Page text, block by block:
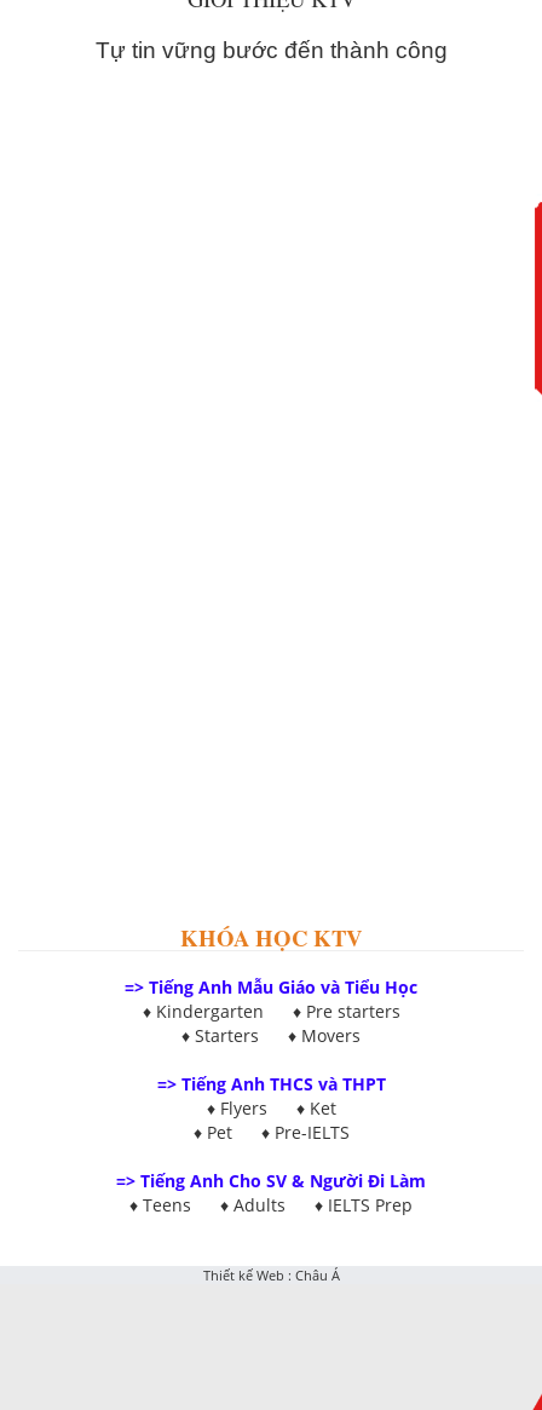
Tự tin vững bước đến thành công
KHÓA HỌC KTV
=> Tiếng Anh Mẫu Giáo và Tiểu Học
♦ Kindergarten ♦ Pre starters
♦ Starters ♦ Movers
=> Tiếng Anh THCS và THPT
♦ Flyers ♦ Ket
♦ Pet♦ Pre-IELTS
=> Tiếng Anh Cho SV & Người Đi Làm
♦ Teens ♦ Adults ♦ IELTS Prep
Thiết kế Web : Châu Á